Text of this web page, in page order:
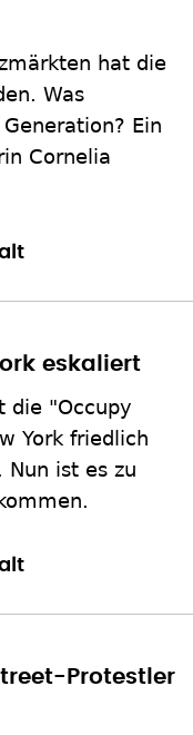
hat die
Was
Ein
Cornelia
eskaliert
die "Occupy
York friedlich
Nun ist es zu
Protestler